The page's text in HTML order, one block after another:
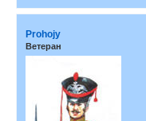
Prohojy
Ветеран